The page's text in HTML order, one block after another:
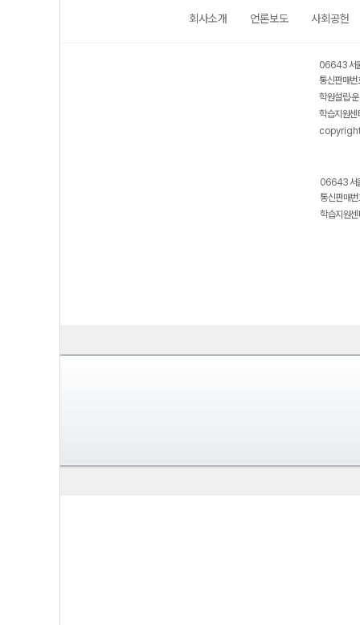
회사소개 언론보도 사회공헌
06643 서
통신판매
학원설립·
학습지원
06643 서
통신판매
학습지원